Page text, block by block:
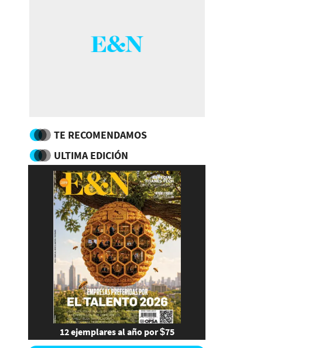
TE RECOMENDAMOS
ULTIMA EDICIÓN
12 ejemplares al año por $75